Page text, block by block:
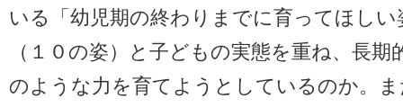
いる「幼児期の終わりまでに育ってほしい
（１０の姿）と子どもの実態を重ね、長期
のような力を育てようとしているのか。